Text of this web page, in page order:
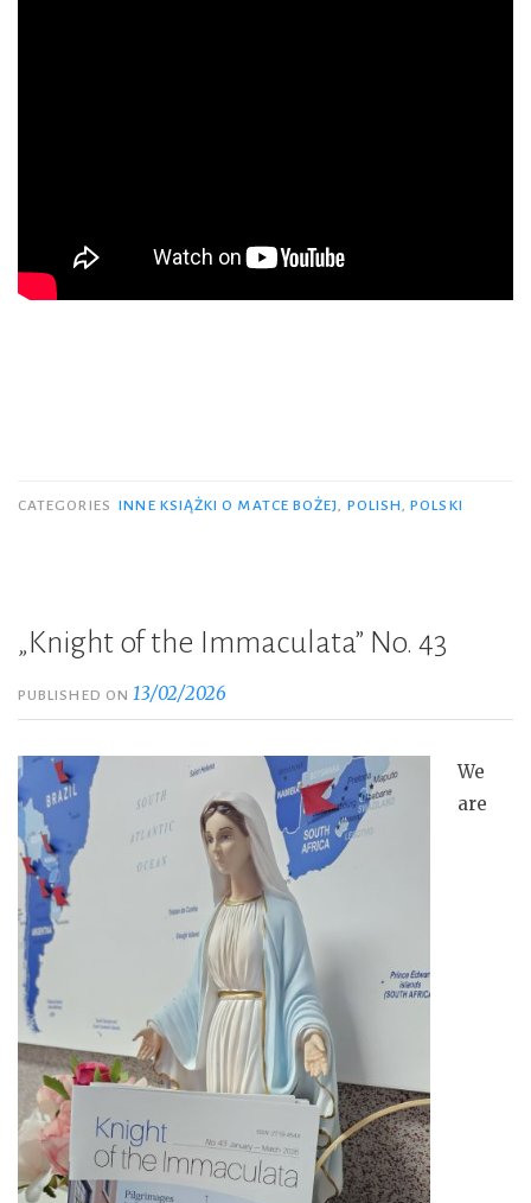
CATEGORIES INNE KSIĄŻKI O MATCE BOŻEJ, POLISH,POLSKI
„Knight of the Immaculata” No. 43
PUBLISHED ON13/02/2026
We
are